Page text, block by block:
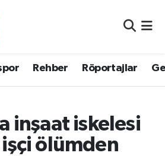
Rehber Röportajlar
inşaat iskelesi
işçi ölümden
Eczaneler
Vakitleri
Haritası